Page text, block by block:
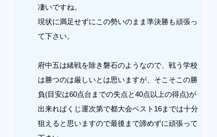
凄いですね。
現状に満足せずにこの勢いのまま準決勝も頑張っ
て下さい。
府中五は緒戦を除き磐石のようなので、戦う学校
は勝つのは厳しいとは思いますが、そこそこの勝
負(目安は60点台までの失点と40点以上の得点)が
出来ればくじ運次第で都大会ベスト16までは十分
狙えると思いますので最後まで諦めずに頑張って